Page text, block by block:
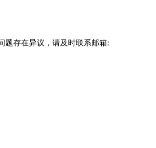
题存在异议，请及时联系邮箱: